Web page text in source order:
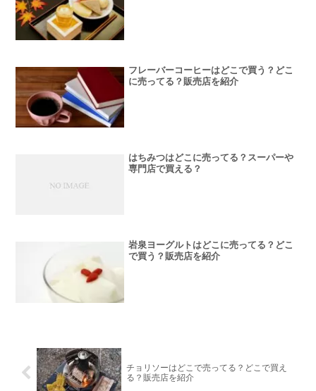
フレーバーコーヒーはどこで買う？どこ
に売ってる？販売店を紹介
はちみつはどこに売ってる？スーパーや
専門店で買える？
岩泉ヨーグルトはどこに売ってる？どこ
で買う？販売店を紹介
チョリソーはどこで売ってる？どこで買え
る？販売店を紹介